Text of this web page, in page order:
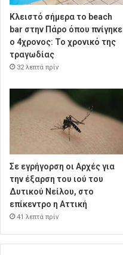
Κλειστό σήμερα το beach
bar στην Πάρο όπου πνίγηκε
ο 4χρονος: Το χρονικό της
τραγωδίας
32 λεπτά πρίν
Σε εγρήγορση οι Αρχές για
την έξαρση του ιού του
Δυτικού Νείλου, στο
επίκεντρο η Αττική
41 λεπτά πρίν